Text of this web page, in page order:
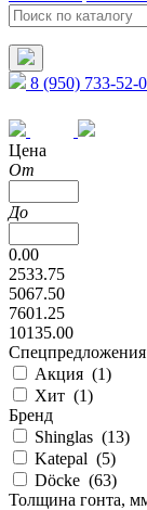
8 (950) 733-52-
Цена
От
До
0.00
2533.75
5067.50
7601.25
10135.00
Спецпредложения
Акция (1)
Хит (1)
Бренд
Shinglas (13)
Katepal (5)
Döcke (63)
Толщина гонта,